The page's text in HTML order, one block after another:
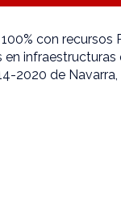
con recursos
2020 de